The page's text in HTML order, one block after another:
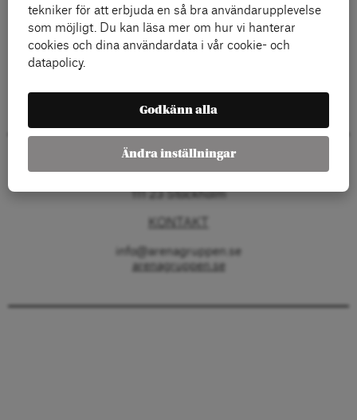
Lisa Pelling, Silvia Kakembo, Håkan A
Bengtsson med flera.
111 23 Stockholm
KONTAKT
info@arenagruppen.se
arenagruppen.se
tekniker för att erbjuda en så bra användarupplevelse
som möjligt. Du kan läsa mer om hur vi hanterar
cookies och dina användardata i vår cookie- och
datapolicy.
Godkänn alla
Ändra inställningar